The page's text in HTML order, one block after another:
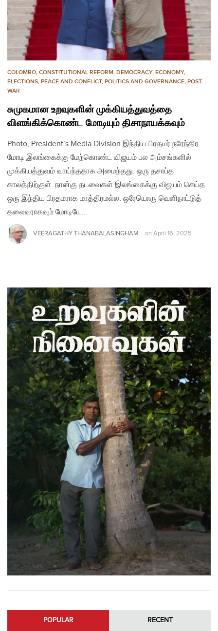
COLOMBO, CONSTITUTIONAL REFORM, DEMOCRACY, ECONOMY,
ELECTIONS, PEACE AND CONFLICT, POLITICS AND GOVERNANCE, POST-
WAR
சுமுகமான உறவுகளின் முக்கியத்துவத்தை
விளங்கிக்கொண்ட மோடியும் திசாநாயக்கவும்
Photo, President’s Media Division இந்திய பிரதமர் நரேந்திர
மோடி இலங்கைக்கு மேற்கொண்ட விஜயம் பல அம்சங்களில்
முக்கியத்துவம் வாய்ந்ததாக அமைந்தது. ஒரு தசாப்த
காலத்திற்குள் நான்கு தடவைகள் இலங்கைக்கு விஜயம் செய்த
ஒரு இந்திய பிரதமராக மாத்திரமல்ல, ஒரேயொரு வெளிநாட்டுத்
தலைவராகவும் மோடியே…
VEERAGATHY THANABALASINGHAM on April 16, 2025
POPULAR RECENT